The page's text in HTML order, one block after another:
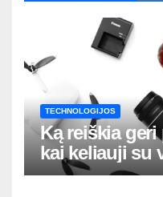
TECHNOLOGIJOS
Ką reiškia
kai keliauji su
krepšiu